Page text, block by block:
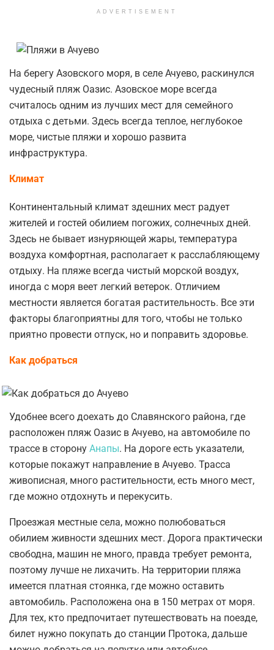
ADVERTISEMENT
На берегу Азовского моря, в селе Ачуево, раскинулся
чудесный пляж Оазис. Азовское море всегда
считалось одним из лучших мест для семейного
отдыха с детьми. Здесь всегда теплое, неглубокое
море, чистые пляжи и хорошо развита
инфраструктура.
Климат
Континентальный климат здешних мест радует
жителей и гостей обилием погожих, солнечных дней.
Здесь не бывает изнуряющей жары, температура
воздуха комфортная, располагает к расслабляющему
отдыху. На пляже всегда чистый морской воздух,
иногда с моря веет легкий ветерок. Отличием
местности является богатая растительность. Все эти
факторы благоприятны для того, чтобы не только
приятно провести отпуск, но и поправить здоровье.
Как добраться
Удобнее всего доехать до Славянского района, где
расположен пляж Оазис в Ачуево, на автомобиле по
трассе в сторону Анапы. На дороге есть указатели,
которые покажут направление в Ачуево. Трасса
живописная, много растительности, есть много мест,
где можно отдохнуть и перекусить.
Проезжая местные села, можно полюбоваться
обилием живности здешних мест. Дорога практически
свободна, машин не много, правда требует ремонта,
поэтому лучше не лихачить. На территории пляжа
имеется платная стоянка, где можно оставить
автомобиль. Расположена она в 150 метрах от моря.
Для тех, кто предпочитает путешествовать на поезде,
билет нужно покупать до станции Протока, дальше